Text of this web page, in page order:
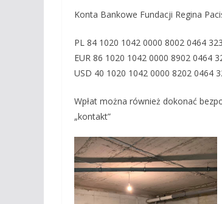
Konta Bankowe Fundacji Regina
PL 84 1020 1042 0000 8002 0464
EUR 86 1020 1042 0000 8902 0464
USD 40 1020 1042 0000 8202 0464
Wpłat można również dokonać
„kontakt”